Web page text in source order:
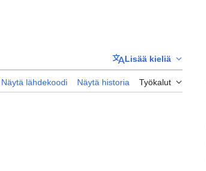
Lisää kieliä
Näytä lähdekoodi Näytä historia Työkalut